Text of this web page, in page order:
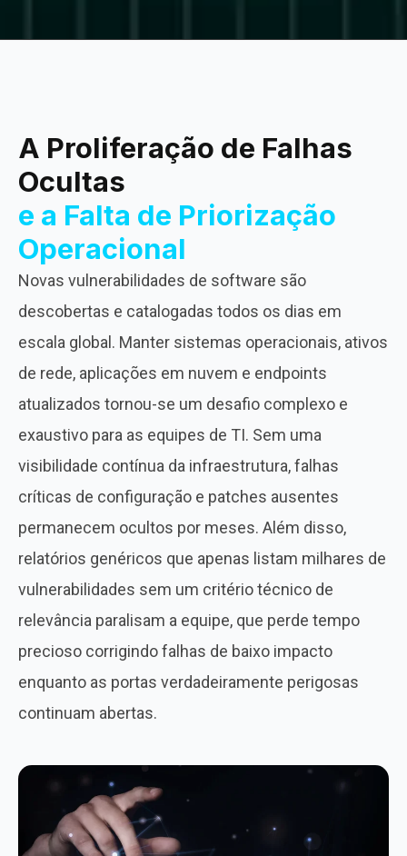
A Proliferação de Falhas
Ocultas
e a Falta de Priorização
Operacional
Novas vulnerabilidades de software são
descobertas e catalogadas todos os dias em
escala global. Manter sistemas operacionais, ativos
de rede, aplicações em nuvem e endpoints
atualizados tornou-se um desafio complexo e
exaustivo para as equipes de TI. Sem uma
visibilidade contínua da infraestrutura, falhas
críticas de configuração e patches ausentes
permanecem ocultos por meses. Além disso,
relatórios genéricos que apenas listam milhares de
vulnerabilidades sem um critério técnico de
relevância paralisam a equipe, que perde tempo
precioso corrigindo falhas de baixo impacto
enquanto as portas verdadeiramente perigosas
continuam abertas.